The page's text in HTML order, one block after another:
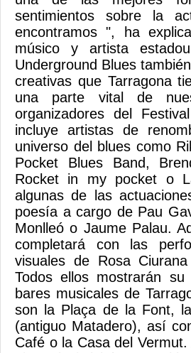
sentimientos sobre la
encontramos ", ha
músico y artista
Underground Blues
creativas que Tarragona
una parte vital de
organizadores del
incluye artistas de
universo del blues como
Pocket Blues Band,
Rocket in my pocket o
algunas de las
poesía a cargo de Pau
Monlleó o Jaume Palau.
completará con las
visuales de Rosa
Todos ellos mostrarán
bares musicales de
son la Plaça de la Font,
(antiguo Matadero), así
Café o la Casa del